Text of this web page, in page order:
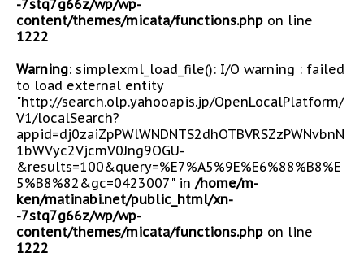
-7stq7g66z/wp/wp-
content/themes/micata/functions.php on line
1222
Warning: simplexml_load_file(): I/O warning : failed
to load external entity
"http://search.olp.yahooapis.jp/OpenLocalPlatform/
V1/localSearch?
appid=dj0zaiZpPWlWNDNTS2dhOTBVRSZzPWNvbnN
1bWVyc2VjcmV0Jng9OGU-
&results=100&query=%E7%A5%9E%E6%88%B8%E
5%B8%82&gc=0423007" in /home/m-
ken/matinabi.net/public_html/xn-
-7stq7g66z/wp/wp-
content/themes/micata/functions.php on line
1222